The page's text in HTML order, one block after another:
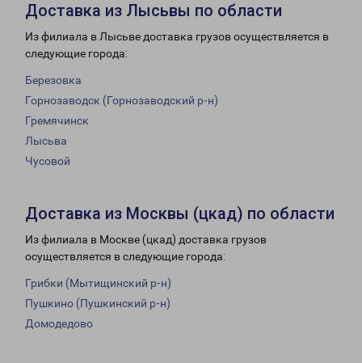
Доставка из Лысьвы по области
Из филиала в Лысьве доставка грузов осуществляется в
следующие города:
Березовка
Горнозаводск (Горнозаводский р-н)
Гремячинск
Лысьва
Чусовой
Доставка из Москвы (цкад) по области
Из филиала в Москве (цкад) доставка грузов
осуществляется в следующие города:
Грибки (Мытищинский р-н)
Пушкино (Пушкинский р-н)
Домодедово